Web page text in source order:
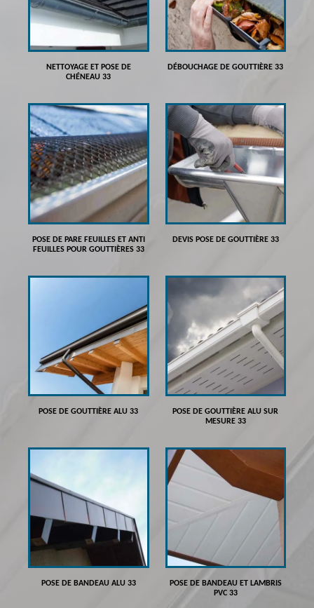
NETTOYAGE ET POSE DE
CHÉNEAU 33
DÉBOUCHAGE DE GOUTTIÈRE 33
POSE DE PARE FEUILLES ET ANTI
FEUILLES POUR GOUTTIÈRES 33
DEVIS POSE DE GOUTTIÈRE 33
POSE DE GOUTTIÈRE ALU 33
POSE DE GOUTTIÈRE ALU SUR
MESURE 33
POSE DE BANDEAU ALU 33
POSE DE BANDEAU ET LAMBRIS
PVC 33